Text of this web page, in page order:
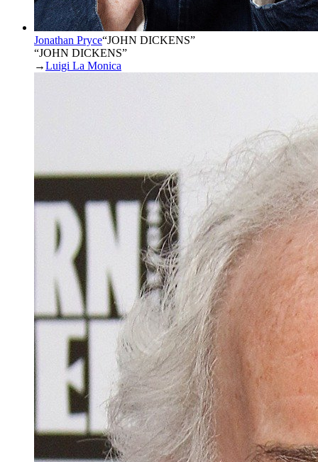
Jonathan Pryce“JOHN DICKENS”
“JOHN DICKENS”
→Luigi La Monica